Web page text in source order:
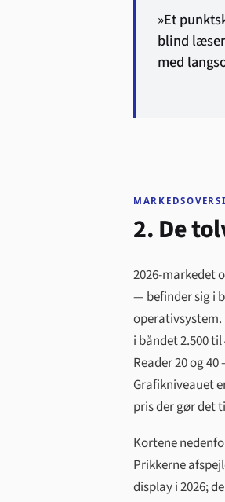
»Et
blind
med
2. De
2026-markedet
— befinder sig i
operativsystem.
i båndet 2.500
Reader 20 og
Grafikniveauet
pris der gør det
Kortene
Prikkerne
display i 2026;